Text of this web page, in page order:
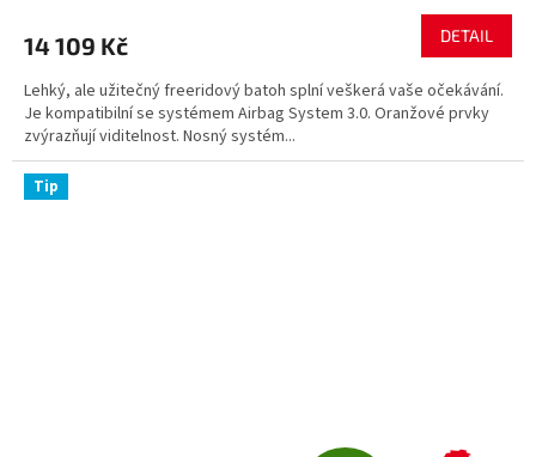
A
14 109 Kč DETAIL
Lehký, ale užitečný freeridový batoh splní veškerá vaše očekávání.
Je kompatibilní se systémem Airbag System 3.0. Oranžové prvky
zvýrazňují viditelnost. Nosný systém...
Tip